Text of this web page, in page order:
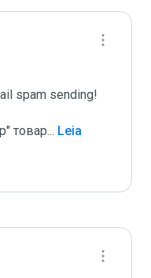
spam sending!
товар... Leia